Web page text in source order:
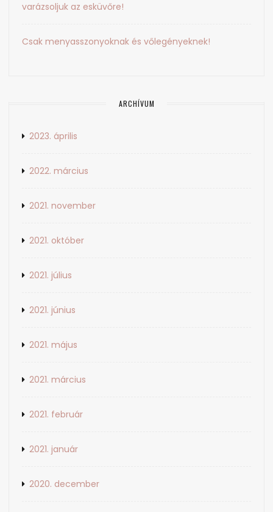
varázsoljuk az esküvőre!
Csak menyasszonyoknak és vőlegényeknek!
ARCHÍVUM
2023. április
2022. március
2021. november
2021. október
2021. július
2021. június
2021. május
2021. március
2021. február
2021. január
2020. december